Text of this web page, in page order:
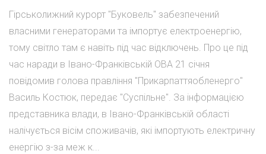
Гірськолижний курорт "Буковель" забезпечений
власними генераторами та імпортує електроенергію,
тому світло там є навіть під час відключень. Про це під
час наради в Івано-Франківській ОВА 21 січня
повідомив голова правління "Прикарпаттяобленерго"
Василь Костюк, передає "Суспільне". За інформацією
представника влади, в Івано-Франківській області
налічується вісім споживачів, які імпортують електричну
енергію з-за меж к...